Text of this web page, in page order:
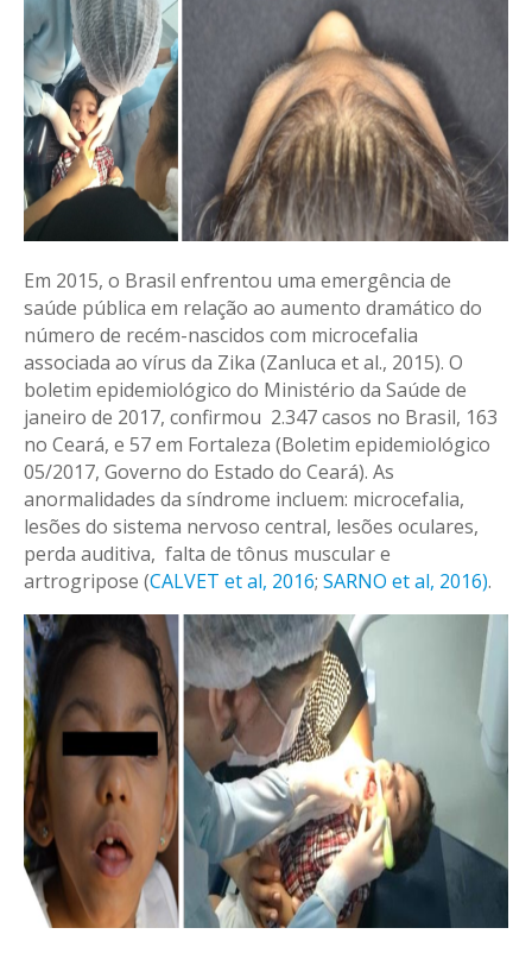
Em 2015, o Brasil enfrentou uma emergência de
saúde pública em relação ao aumento dramático do
número de recém-nascidos com microcefalia
associada ao vírus da Zika (Zanluca et al., 2015). O
boletim epidemiológico do Ministério da Saúde de
janeiro de 2017, confirmou 2.347 casos no Brasil, 163
no Ceará, e 57 em Fortaleza (Boletim epidemiológico
05/2017, Governo do Estado do Ceará). As
anormalidades da síndrome incluem: microcefalia,
lesões do sistema nervoso central, lesões oculares,
perda auditiva, falta de tônus muscular e
artrogripose (CALVET et al, 2016; SARNO et al, 2016).